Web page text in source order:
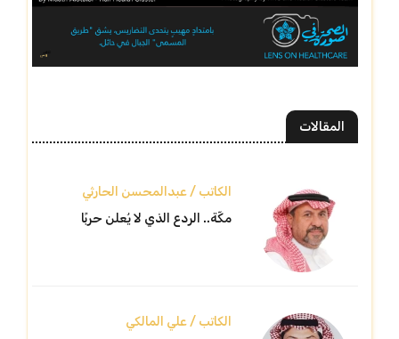
المقالات
الكاتب / عبدالمحسن الحارثي
مكّة.. الردع الذي لا يُعلن حربًا
الكاتب / علي المالكي